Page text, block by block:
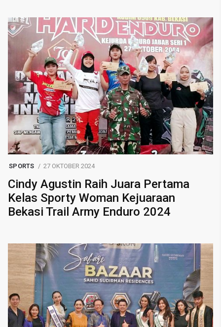
SPORTS 27 OKTOBER 2024
Cindy Agustin Raih Juara Pertama
Kelas Sporty Woman Kejuaraan
Bekasi Trail Army Enduro 2024